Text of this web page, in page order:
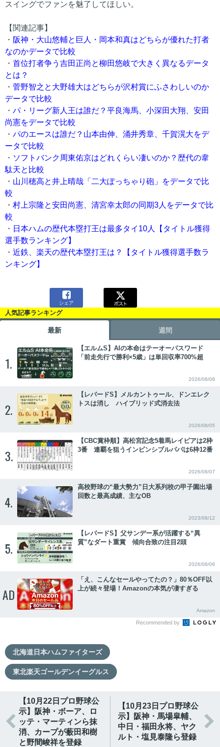
スイングでファンを魅了してほしい。
【関連記事】
・ 阪神・大山悠輔と巨人・岡本和真はどちらが優れた打者
なのかデータで比較
・ 首位打者争う吉田正尚と柳田悠岐で大きく異なるデータ
とは？
・ 菅野智之と大野雄大はどちらが沢村賞にふさわしいのか
データで比較
・ パ・リーグ新人王は誰だ？平良海馬、小深田大翔、安田
尚憲をデータで比較
・ パのエースは誰だ？山本由伸、涌井秀章、千賀滉大をデ
ータで比較
・ ソフトバンク周東佑京はどれくらい凄いのか？歴代の韋
駄天と比較
・ 山川穂高と井上晴哉「二大ぽっちゃり砲」をデータで比
較
・ 村上宗隆と安田尚憲、清宮幸太郎の同期3人をデータで比
較
・ 日本ハムの歴代本塁打王は最多タイ10人【タイトル獲得
選手数ランキング】
・ 近鉄、楽天の歴代本塁打王は？【タイトル獲得選手数ラ
ンキング】

シェア
人気記事ランキング
最新 週間
1.
【エルムS】AIの本命はテーオーパスワード
「前走先行で勝利×5歳」は単回収率700%超
2026/08/08
2.
【レパードS】メルカントゥール、ドンエレク
トスは消し ハイブリッド式消去法
2026/08/05
3.
【CBC賞枠順】高松宮記念5着馬レイピアは2枠
3番 連覇を狙うインビンシブルパパは6枠12番
2026/08/07
4.
高校野球の“最大勢力”日大系列校の甲子園出場
回数と最高成績、主なOB
2023/08/12
5.
【レパードS】父サンデー系が活躍する“異
質”なダート重賞 傾向合致の注目2頭
2026/08/06
AD
「え、こんなセールやってたの？」80％OFF以
上が続々登場！Amazonの本気が凄すぎる
Amazon
Recommended by
北海道日本ハムファイターズ
東北楽天ゴールデンイーグルス

【10月22日プロ野球公
示】阪神・ボーア、ロ
ッテ・マーティンら抹
消、カープが薮田和樹
と野間峻祥を登録
【10月23日プロ野球公
示】阪神・馬場皐輔、
中日・福田永将、ヤク
ルト・塩見泰隆ら登録
